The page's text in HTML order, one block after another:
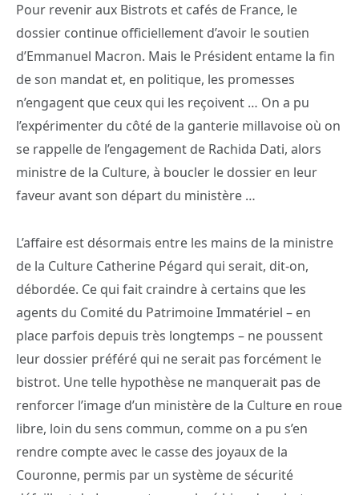
Pour revenir aux Bistrots et cafés de France, le
dossier continue officiellement d’avoir le soutien
d’Emmanuel Macron. Mais le Président entame la fin
de son mandat et, en politique, les promesses
n’engagent que ceux qui les reçoivent … On a pu
l’expérimenter du côté de la ganterie millavoise où on
se rappelle de l’engagement de Rachida Dati, alors
ministre de la Culture, à boucler le dossier en leur
faveur avant son départ du ministère …
L’affaire est désormais entre les mains de la ministre
de la Culture Catherine Pégard qui serait, dit-on,
débordée. Ce qui fait craindre à certains que les
agents du Comité du Patrimoine Immatériel – en
place parfois depuis très longtemps – ne poussent
leur dossier préféré qui ne serait pas forcément le
bistrot. Une telle hypothèse ne manquerait pas de
renforcer l’image d’un ministère de la Culture en roue
libre, loin du sens commun, comme on a pu s’en
rendre compte avec le casse des joyaux de la
Couronne, permis par un système de sécurité